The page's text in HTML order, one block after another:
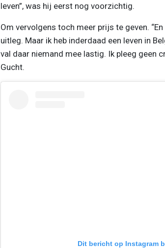
leven”, was hij eerst nog voorzichtig.
Om vervolgens toch meer prijs te geven.
uitleg. Maar ik heb inderdaad een leven in
val daar niemand mee lastig. Ik pleeg geen
Gucht.
Dit bericht op Instagram